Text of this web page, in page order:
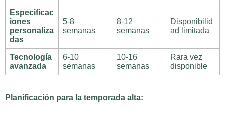
Especificac
iones
personaliza
das
5-8
semanas
8-12
semanas
Disponibilid
ad limitada
Tecnología
avanzada
6-10
semanas
10-16
semanas
Rara vez
disponible
Planificación para la temporada alta: